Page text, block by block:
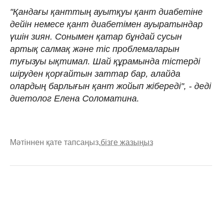
"Қандағы қанттың ауытқуы қант диабетіне
дейін немесе қант диабетімен ауыратындар
үшін зиян. Сонымен қатар бұндай сусын
артық салмақ және тіс проблемаларын
туғызуы ықтимал. Шай құрамында тістерді
шіруден қорғайтын заттар бар, алайда
олардың барлығын қант жойып жібереді", - деді
диетолог Елена Соломатина.
Мәтіннен қате тапсаңыз,бізге жазыңыз